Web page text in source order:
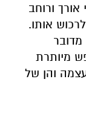
ורוחב
אותו.
מיותרת
והן של